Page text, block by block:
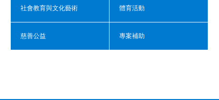
社會教育與文化藝術 體育活動
慈善公益 專案補助